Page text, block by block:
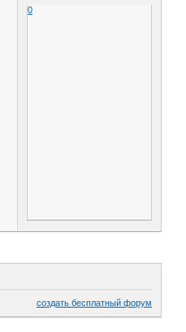
0
создать бесплатный форум